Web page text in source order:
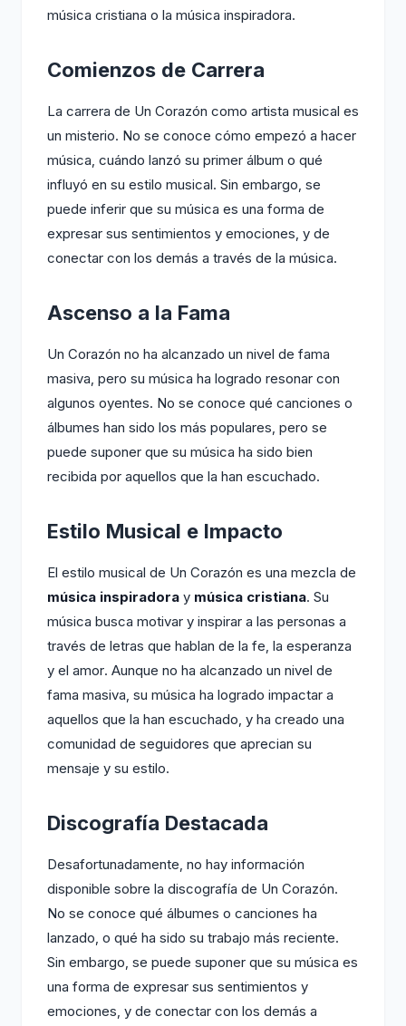
música cristiana o la música inspiradora.
Comienzos de Carrera
La carrera de Un Corazón como artista musical es
un misterio. No se conoce cómo empezó a hacer
música, cuándo lanzó su primer álbum o qué
influyó en su estilo musical. Sin embargo, se
puede inferir que su música es una forma de
expresar sus sentimientos y emociones, y de
conectar con los demás a través de la música.
Ascenso a la Fama
Un Corazón no ha alcanzado un nivel de fama
masiva, pero su música ha logrado resonar con
algunos oyentes. No se conoce qué canciones o
álbumes han sido los más populares, pero se
puede suponer que su música ha sido bien
recibida por aquellos que la han escuchado.
Estilo Musical e Impacto
El estilo musical de Un Corazón es una mezcla de
música inspiradora y música cristiana. Su
música busca motivar y inspirar a las personas a
través de letras que hablan de la fe, la esperanza
y el amor. Aunque no ha alcanzado un nivel de
fama masiva, su música ha logrado impactar a
aquellos que la han escuchado, y ha creado una
comunidad de seguidores que aprecian su
mensaje y su estilo.
Discografía Destacada
Desafortunadamente, no hay información
disponible sobre la discografía de Un Corazón.
No se conoce qué álbumes o canciones ha
lanzado, o qué ha sido su trabajo más reciente.
Sin embargo, se puede suponer que su música es
una forma de expresar sus sentimientos y
emociones, y de conectar con los demás a